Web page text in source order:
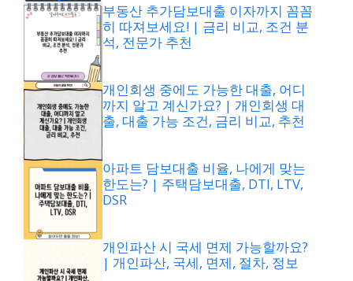
부동산 추가담보대출 이자까지 꼼꼼
히 따져보세요! | 금리 비교, 조건 분
석, 전문가 추천
개인회생 중에도 가능한 대출, 어디
까지 알고 계신가요? | 개인회생 대
출, 대출 가능 조건, 금리 비교, 추천
아파트 담보대출 비율, 나에게 맞는
한도는? | 주택담보대출, DTI, LTV,
DSR
개인파산 시 국세 면제 가능할까요?
| 개인파산, 국세, 면제, 절차, 정보